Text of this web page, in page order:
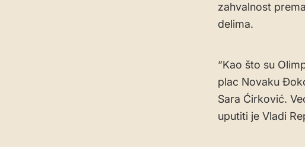
zahvalnost
delima.
“Kao što su
plac Novaku
Sara Ćirković.
uputiti je Vladi